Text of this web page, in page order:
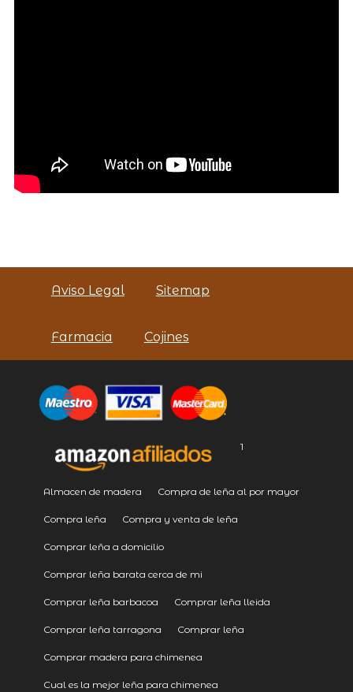
Aviso Legal Sitemap
Farmacia Cojines
1
Almacen de madera Compra de leña al por mayor
Compra leña Compra y venta de leña
Comprar leña a domicilio
Comprar leña barata cerca de mi
Comprar leña barbacoa Comprar leña lleida
Comprar leña tarragona Comprar leña
Comprar madera para chimenea
Cual es la mejor leña para chimenea